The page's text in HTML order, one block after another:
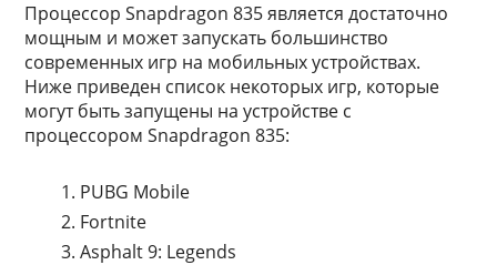
Процессор Snapdragon 835 является достаточно
мощным и может запускать большинство
современных игр на мобильных устройствах.
Ниже приведен список некоторых игр, которые
могут быть запущены на устройстве с
процессором Snapdragon 835:
PUBG Mobile
Fortnite
Asphalt 9: Legends